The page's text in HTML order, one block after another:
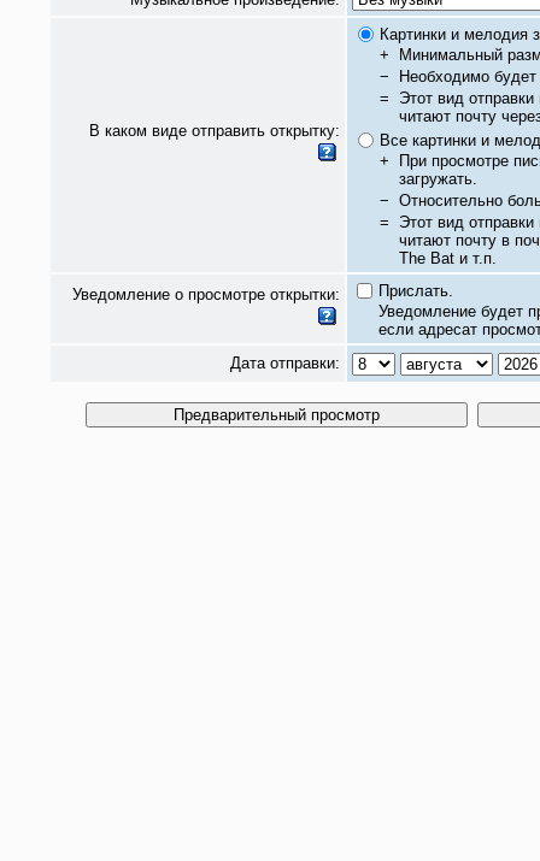
В каком виде отправить открытку:
Картинки и мелодия
+
Минимальный
−
Необходимо будет
= Этот вид
читают почту
Все картинки и
+
При просмотре
загружать.
− Относительно
= Этот вид
читают почту в
The Bat и т.п.
Уведомление о просмотре открытки:
Прислать.
Уведомление будет
если адресат
Дата отправки: